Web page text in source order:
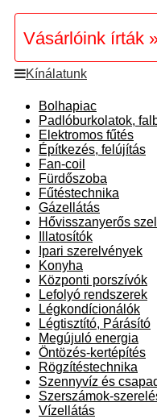
Vásárlóink írták
Kínálatunk
Bolhapiac
Padlóburkolatok,
Elektromos fűtés
Építkezés, felújítás
Fan-coil
Fürdőszoba
Fűtéstechnika
Gázellátás
Hővisszanyerős
Illatosítók
Ipari szerelvények
Konyha
Központi porszívók
Lefolyó rendszerek
Légkondícionálók
Légtisztító, Párásító
Megújuló energia
Öntözés-kertépítés
Rögzítéstechnika
Szennyvíz és
Szerszámok-
Vízellátás